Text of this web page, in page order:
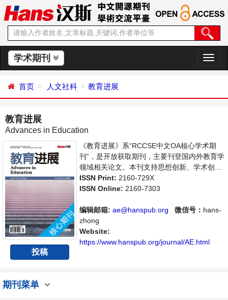
学术期刊
切
换
首页 人文社科 教育进展
教育进展
Advances in Education
投稿
《教育进展》系“RCCSE中文OA核心学术期
刊”，是开放获取期刊，主要刊登国内外教育学
领域相关论文。本刊支持思想创新、学术创
新，倡导科学，繁荣学术，集学术性、思想性
为一体，旨在给世界范围内的科学家、学者、
域内不同方向问题与发展的交流平台。
ISSN Print: 2160-729X
ISSN Online: 2160-7303
编辑邮箱: ae@hanspub.org 微信号： hans-
zhong
Website:
https://www.hanspub.org/journal/AE.html
期刊菜单